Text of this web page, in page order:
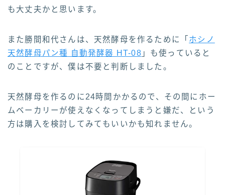
も大丈夫かと思います。
また勝間和代さんは、天然酵母を作るために「 ホシノ
天然酵母パン種 自動発酵器 HT-08 」も使っていると
のことですが、僕は不要と判断しました。
天然酵母を作るのに24時間かかるので、その間にホー
ムベーカリーが使えなくなってしまうと嫌だ、という
方は購入を検討してみてもいいかも知れません。